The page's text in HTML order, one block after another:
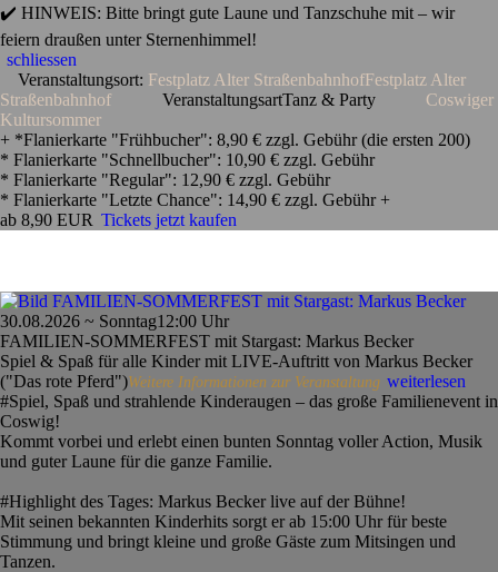
✔️ HINWEIS: Bitte bringt gute Laune und Tanzschuhe mit – wir
feiern draußen unter Sternenhimmel!
schliessen
Veranstaltungsort: Festplatz Alter StraßenbahnhofFestplatz Alter
Straßenbahnhof
VeranstaltungsartTanz & Party
Coswiger
Kultursommer
+ *Flanierkarte "Frühbucher": 8,90 € zzgl. Gebühr (die ersten 200)
* Flanierkarte "Schnellbucher": 10,90 € zzgl. Gebühr
* Flanierkarte "Regular": 12,90 € zzgl. Gebühr
* Flanierkarte "Letzte Chance": 14,90 € zzgl. Gebühr +
ab 8,90 EUR Tickets jetzt kaufen
30.08.2026 ~ Sonntag12:00 Uhr
FAMILIEN-SOMMERFEST mit Stargast: Markus Becker
Spiel & Spaß für alle Kinder mit LIVE-Auftritt von Markus Becker
("Das rote Pferd")Weitere Informationen zur Veranstaltung weiterlesen
#Spiel, Spaß und strahlende Kinderaugen – das große Familienevent in
Coswig!
Kommt vorbei und erlebt einen bunten Sonntag voller Action, Musik
und guter Laune für die ganze Familie.
#Highlight des Tages: Markus Becker live auf der Bühne!
Mit seinen bekannten Kinderhits sorgt er ab 15:00 Uhr für beste
Stimmung und bringt kleine und große Gäste zum Mitsingen und
Tanzen.